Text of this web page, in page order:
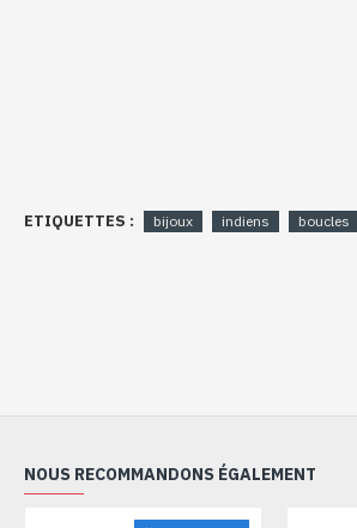
ETIQUETTES : bijoux indiens boucles
NOUS RECOMMANDONS ÉGALEMENT